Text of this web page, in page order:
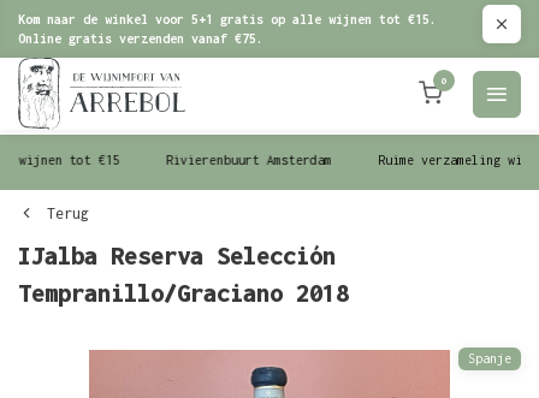
Kom naar de winkel voor 5+1 gratis op alle wijnen tot €15.
Online gratis verzenden vanaf €75.
0
wijnen tot €15 Rivierenbuurt Amsterdam Ruime verzameling
Terug
IJalba Reserva Selección
Tempranillo/Graciano 2018
Spanje